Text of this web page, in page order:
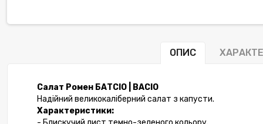
ОПИС
Салат Ромен БАТСІО | BACIO
Надійний великокаліберний салат з капусти.
Характеристики: